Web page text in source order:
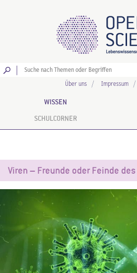
Über uns Impressum
WISSEN
SCHULCORNER
Viren – Freunde oder Feinde